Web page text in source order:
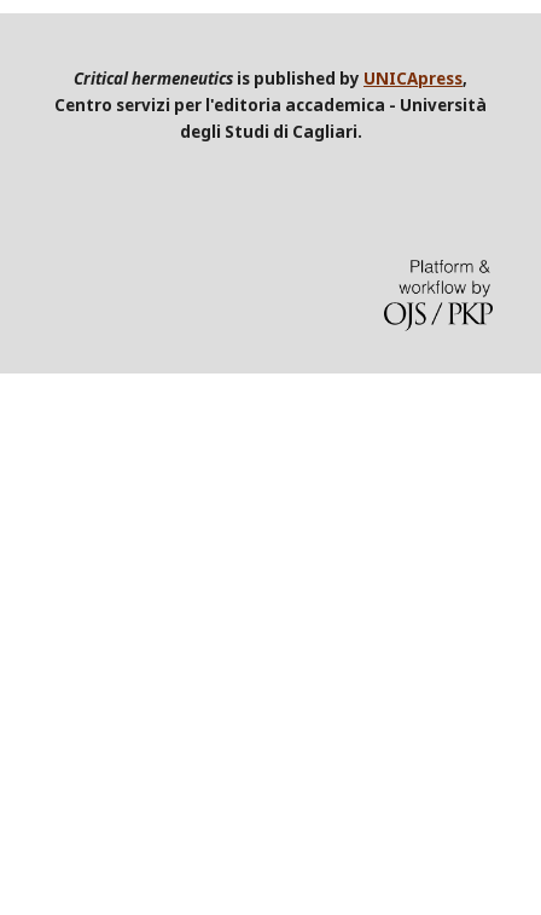
Critical hermeneutics is published by UNICApress,
Centro servizi per l'editoria accademica - Università
degli Studi di Cagliari.